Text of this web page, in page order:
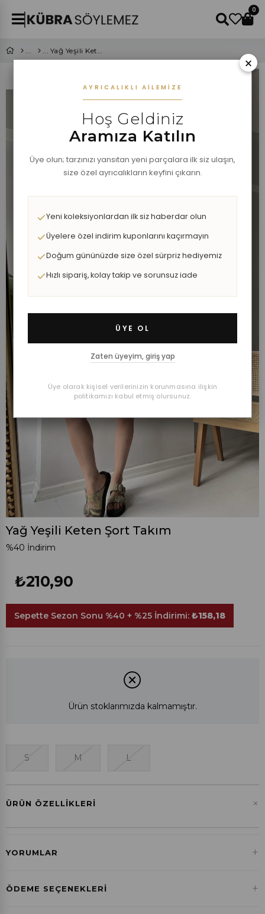
0
Yağ Yeşili Keten Şort Takım
Yağ Yeşili Keten Şort Takım
%40 İndirim
₺210,90
Sepette Sezon Sonu %40 + %25 İndirimi: ₺158,18
Ürün stoklarımızda kalmamıştır.
S M L
ÜRÜN ÖZELLIKLERI +
YORUMLAR +
ÖDEME SEÇENEKLERI +
×
AYRICALIKLI AILEMIZE
Hoş Geldiniz
Aramıza Katılın
Üye olun; tarzınızı yansıtan yeni parçalara ilk siz ulaşın,
size özel ayrıcalıkların keyfini çıkarın.
Yeni koleksiyonlardan ilk siz haberdar olun
Üyelere özel indirim kuponlarını kaçırmayın
Doğum gününüzde size özel sürpriz hediyemiz
Hızlı sipariş, kolay takip ve sorunsuz iade
ÜYE OL
Zaten üyeyim, giriş yap
Üye olarak kişisel verilerinizin korunmasına ilişkin
politikamızı kabul etmiş olursunuz.